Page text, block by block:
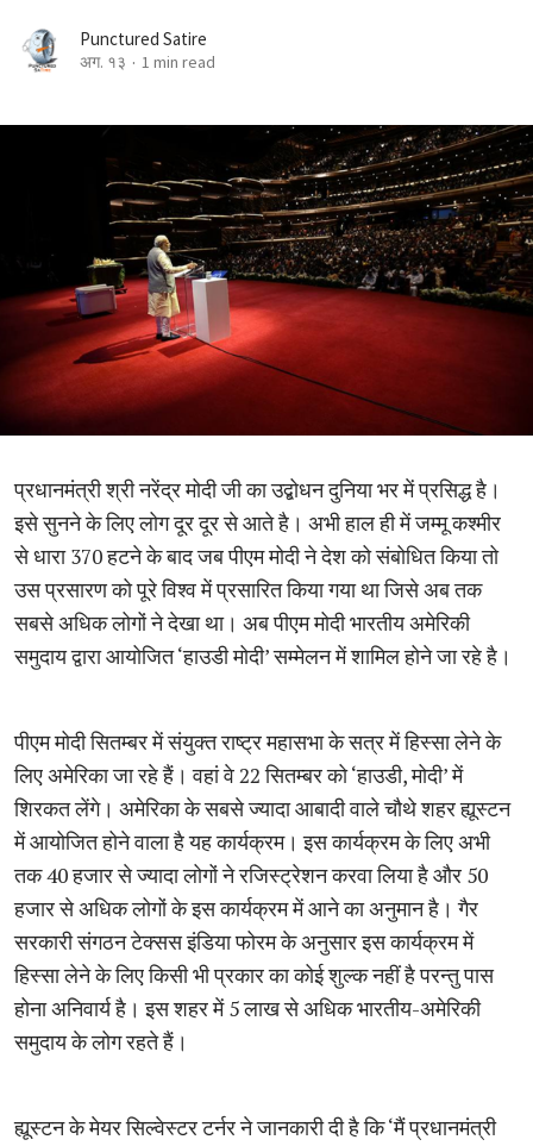
Punctured Satire
अग. १३ 1 min read
प्रधानमंत्री श्री नरेंद्र मोदी जी का उद्बोधन दुनिया भर में प्रसिद्ध है।
इसे सुनने के लिए लोग दूर दूर से आते है। अभी हाल ही में जम्मू कश्मीर
से धारा 370 हटने के बाद जब पीएम मोदी ने देश को संबोधित किया तो
उस प्रसारण को पूरे विश्व में प्रसारित किया गया था जिसे अब तक
सबसे अधिक लोगों ने देखा था। अब पीएम मोदी भारतीय अमेरिकी
समुदाय द्वारा आयोजित ‘हाउडी मोदी’ सम्मेलन में शामिल होने जा रहे है।
पीएम मोदी सितम्बर में संयुक्त राष्ट्र महासभा के सत्र में हिस्सा लेने के
लिए अमेरिका जा रहे हैं। वहां वे 22 सितम्बर को ‘हाउडी, मोदी’ में
शिरकत लेंगे। अमेरिका के सबसे ज्यादा आबादी वाले चौथे शहर ह्यूस्टन
में आयोजित होने वाला है यह कार्यक्रम। इस कार्यक्रम के लिए अभी
तक 40 हजार से ज्यादा लोगों ने रजिस्ट्रेशन करवा लिया है और 50
हजार से अधिक लोगों के इस कार्यक्रम में आने का अनुमान है। गैर
सरकारी संगठन टेक्सस इंडिया फोरम के अनुसार इस कार्यक्रम में
हिस्सा लेने के लिए किसी भी प्रकार का कोई शुल्क नहीं है परन्तु पास
होना अनिवार्य है। इस शहर में 5 लाख से अधिक भारतीय-अमेरिकी
समुदाय के लोग रहते हैं।
ह्यूस्टन के मेयर सिल्वेस्टर टर्नर ने जानकारी दी है कि ‘मैं प्रधानमंत्री